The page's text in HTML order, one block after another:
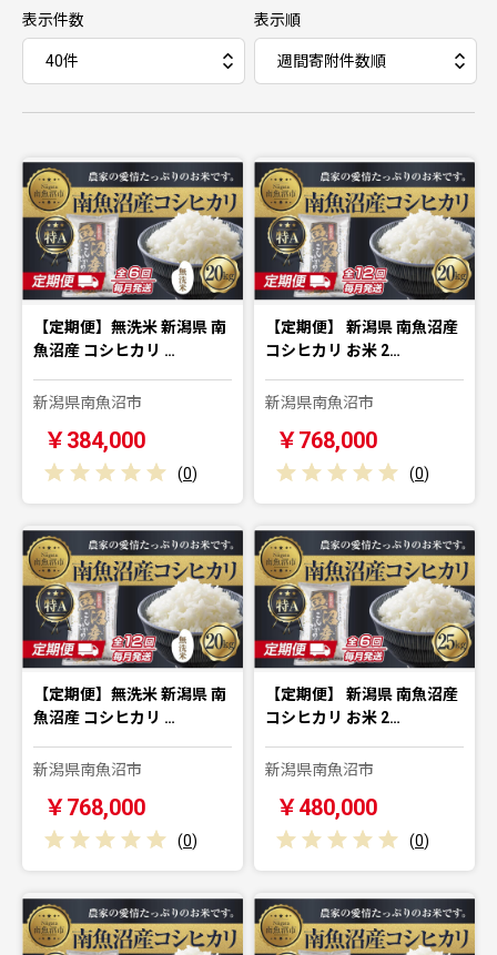
表示件数 表示順
【定期便】無洗米 新潟県 南
魚沼産 コシヒカリ …
新潟県南魚沼市
￥384,000
(0)
【定期便】 新潟県 南魚沼産
コシヒカリ お米 2…
新潟県南魚沼市
￥768,000
(0)
【定期便】無洗米 新潟県 南
魚沼産 コシヒカリ …
新潟県南魚沼市
￥768,000
(0)
【定期便】 新潟県 南魚沼産
コシヒカリ お米 2…
新潟県南魚沼市
￥480,000
(0)